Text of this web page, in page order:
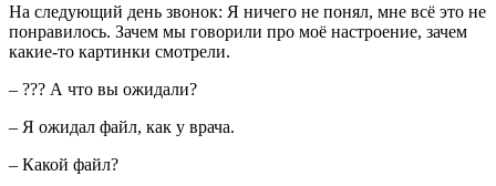
На следующий день звонок: Я ничего не понял, мне всё это не
понравилось. Зачем мы говорили про моё настроение, зачем
какие-то картинки смотрели.
– ??? А что вы ожидали?
– Я ожидал файл, как у врача.
– Какой файл?